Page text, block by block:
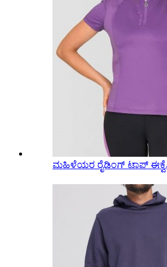
ಮಹಿಳೆಯರ ರೈಡಿಂಗ್ ಟಾಪ್